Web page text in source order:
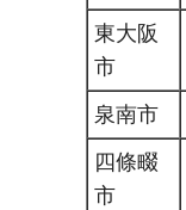
東大阪
市
泉南市
四條畷
市